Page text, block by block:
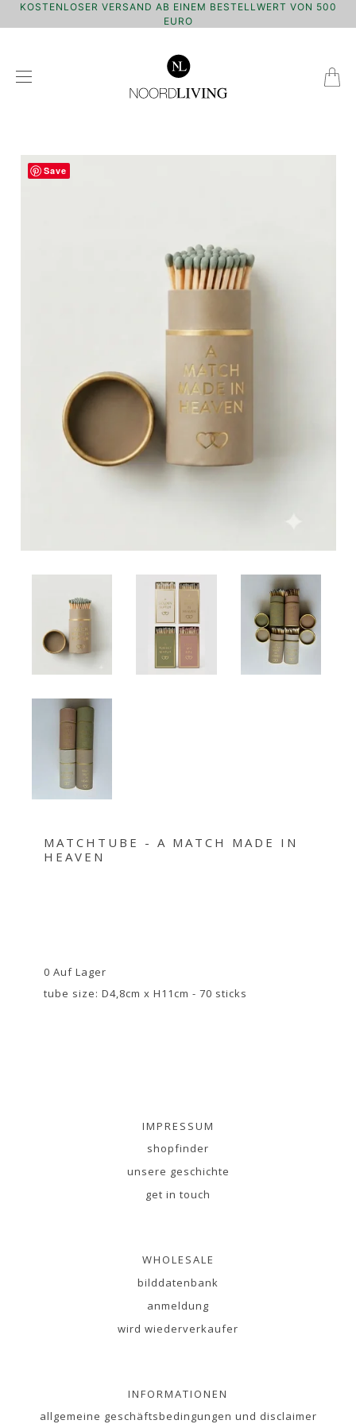
KOSTENLOSER VERSAND AB EINEM BESTELLWERT VON 500
EURO
MATCHTUBE - A MATCH MADE IN
HEAVEN
0 Auf Lager
tube size: D4,8cm x H11cm - 70 sticks
IMPRESSUM
shopfinder
unsere geschichte
get in touch
WHOLESALE
bilddatenbank
anmeldung
wird wiederverkaufer
INFORMATIONEN
allgemeine geschäftsbedingungen und disclaimer
Save